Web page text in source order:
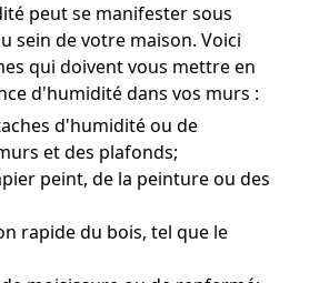
peut se manifester sous
sein de votre maison. Voici
qui doivent vous mettre en
d'humidité dans vos murs :
d'humidité ou de
et des plafonds;
peint, de la peinture ou des
rapide du bois, tel que le